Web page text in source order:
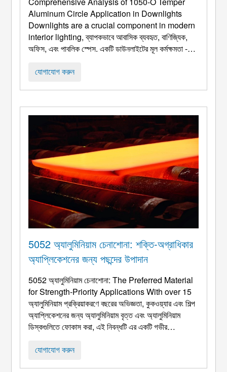
Aluminum Circle Application in Downlights
Downlights are a crucial component in modern
interior lighting, ব্যাপকভাবে আবাসিক ব্যবহৃত, বাণিজ্যিক,
অফিস, এবং পাবলিক স্পেস. একটি ডাউনলাইটের মূল কর্মক্ষমতা -
পরিষেবা জীবন - মূলত ব্যবহৃত বেস উপাদান দ্বারা নির্ধারিত হয়.
যোগাযোগ করুন
5052 অ্যালুমিনিয়াম চেনাশোনা: শক্তি-অগ্রাধিকার
অ্যাপ্লিকেশনের জন্য পছন্দের উপাদান
5052 অ্যালুমিনিয়াম চেনাশোনা:The Preferred Material
for Strength-Priority Applications With over15
অ্যালুমিনিয়াম প্রক্রিয়াকরণে বছরের অভিজ্ঞতা, কুকওয়্যার এবং শিল্প
অ্যাপ্লিকেশনের জন্য অ্যালুমিনিয়াম বৃত্ত এবং অ্যালুমিনিয়াম
ডিস্কগুলিতে ফোকাস করা, এই নিবন্ধটি এর একটি গভীর
ব্যবহারের ক্ষেত্রে একটি পছন্দের উপাদান হিসাবে অ্যালুমিনিয়াম বৃত্ত.
যোগাযোগ করুন